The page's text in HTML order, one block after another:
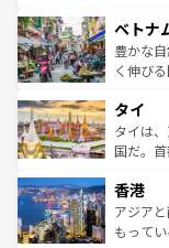
参照して
容にも
照して
き、地
できる
まで、
リティ
覧を参
ベトナ
豊かな
く伸び
急速な
ーチミ
醸し出
とつ。
ひ現地
が旅行
タイ
タイは
国だ。
の活気
帯で自
いビー
香港
アジア
もって